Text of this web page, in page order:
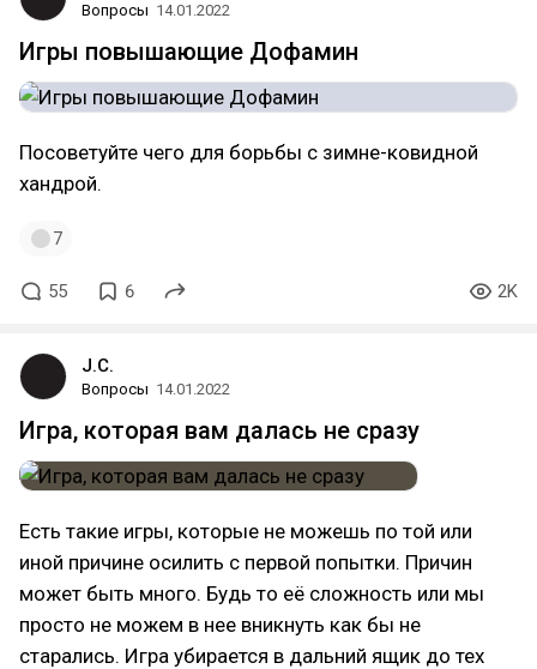
Вопросы 14.01.2022
Игры повышающие Дофамин
Посоветуйте чего для борьбы с зимне-ковидной
хандрой.
7
55 6 2K
J.C.
Вопросы 14.01.2022
Игра, которая вам далась не сразу
Есть такие игры, которые не можешь по той или
иной причине осилить с первой попытки. Причин
может быть много. Будь то её сложность или мы
просто не можем в нее вникнуть как бы не
старались. Игра убирается в дальний ящик до тех